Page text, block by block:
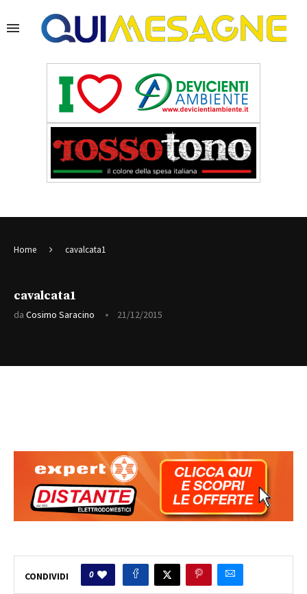
Home cavalcata1
cavalcata1
da Cosimo Saracino 21/12/2015
CONDIVIDI 0